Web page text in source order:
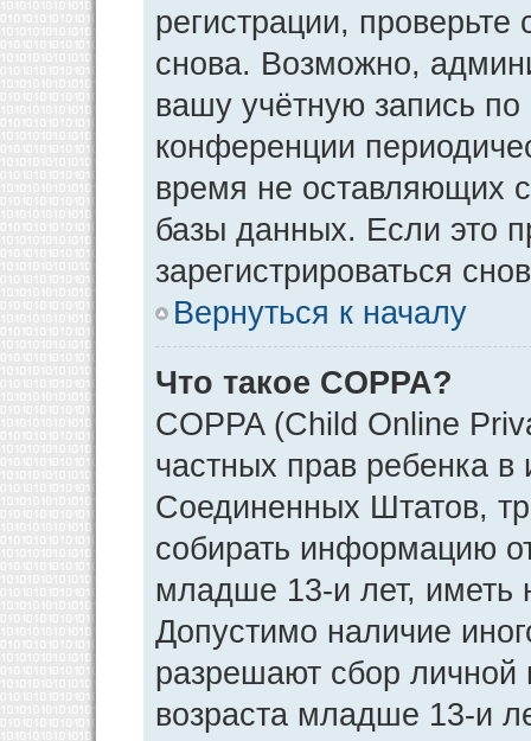
регистрации,
снова. Возможно,
вашу учётную запись
конференции
время не оставляющих
базы данных. Если это
зарегистрироваться
Вернуться к началу
Что такое COPPA?
COPPA (Child Online
частных прав ребенка в
Соединенных Штатов,
собирать информацию
младше 13-и лет, иметь
Допустимо наличие
разрешают сбор
возраста младше 13-и